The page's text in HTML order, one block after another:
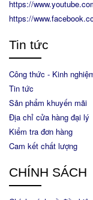
https://
https://
Tin tức
Công thức - Kinh
Tin tức
Sản phẩm khuyến mãi
Địa chỉ cửa hàng đại lý
Kiểm tra đơn hàng
Cam kết chất lượng
CHÍNH SÁCH